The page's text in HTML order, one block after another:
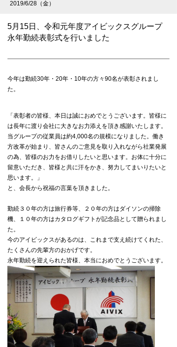
2019/6/28（金）
5月15日、令和元年度アイビックスグループ
永年勤続表彰式を行いました
今年は勤続30年・20年・10年の方々90名が表彰されまし
た。
「表彰者の皆様、本日は誠におめでとうございます。皆様に
は長年に渡り会社に大きなお力添えを頂き感謝いたします。
当グループの従業員は約4,000名の規模になりました。働き
方改革が始まり、皆さんのご意見を取り入れながら社業発展
の為、皆様のお力をお借りしたいと思います。お体に十分に
留意いただき、皆様と共に汗をかき、努力してまいりたいと
思います。」
と、会長から祝福の言葉を頂きました。
勤続３０年の方は旅行券等、２０年の方はダイソンの掃除
機、１０年の方はカタログギフトが記念品として贈られまし
た。
今のアイビックスがあるのは、これまで支え続けてくれた、
たくさんの先輩方のおかげです。
永年勤続を迎えられた皆様、本当におめでとうございます。